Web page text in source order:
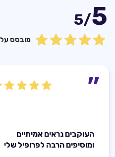
5
/5
מובסס על 94 ביקורות.
העוקבים נראים אמיתיים
ומוסיפים הרבה לפרופיל שלי